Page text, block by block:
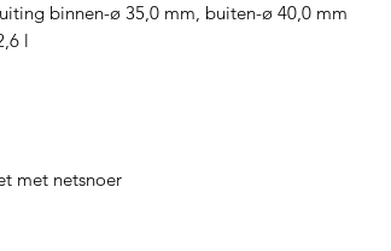
binnen-ø 35,0 mm, buiten-ø 40,0 mm
l
met netsnoer